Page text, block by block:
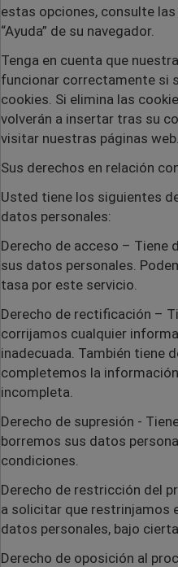
estas opciones, consulte
“Ayuda” de su navegador.
Tenga en cuenta que
funcionar correctamente si
cookies. Si elimina las
volverán a insertar tras su
visitar nuestras páginas web.
Sus derechos en relación
Usted tiene los siguientes
datos personales:
Derecho de acceso – Tiene
sus datos personales.
tasa por este servicio.
Derecho de rectificación –
corrijamos cualquier
inadecuada. También tiene
completemos la
incompleta.
Derecho de supresión -
borremos sus datos
condiciones.
Derecho de restricción del
a solicitar que restrinjamos
datos personales, bajo
Derecho de oposición al